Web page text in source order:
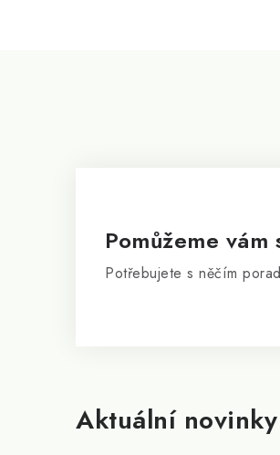
Aktuální
Pomůžeme vám
Potřebujete s něčím